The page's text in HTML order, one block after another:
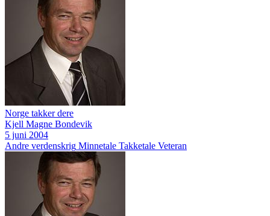
Norge takker dere
Kjell Magne Bondevik
5 juni 2004
Andre verdenskrig Minnetale Takketale Veteran